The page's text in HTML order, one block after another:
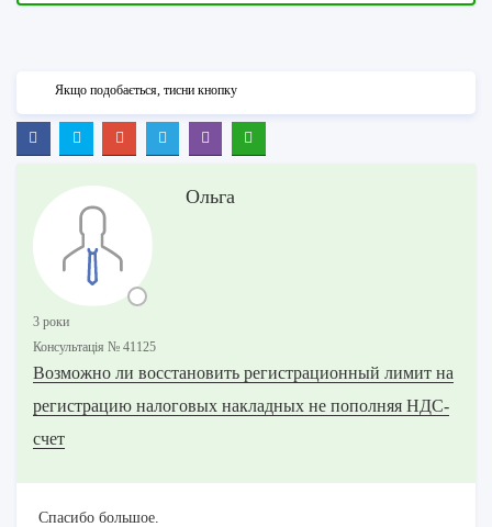
Якщо подобається, тисни кнопку
Ольга
3 роки
Консультацiя № 41125
Возможно ли восстановить регистрационный лимит на
регистрацию налоговых накладных не пополняя НДС-
счет
Спасибо большое.